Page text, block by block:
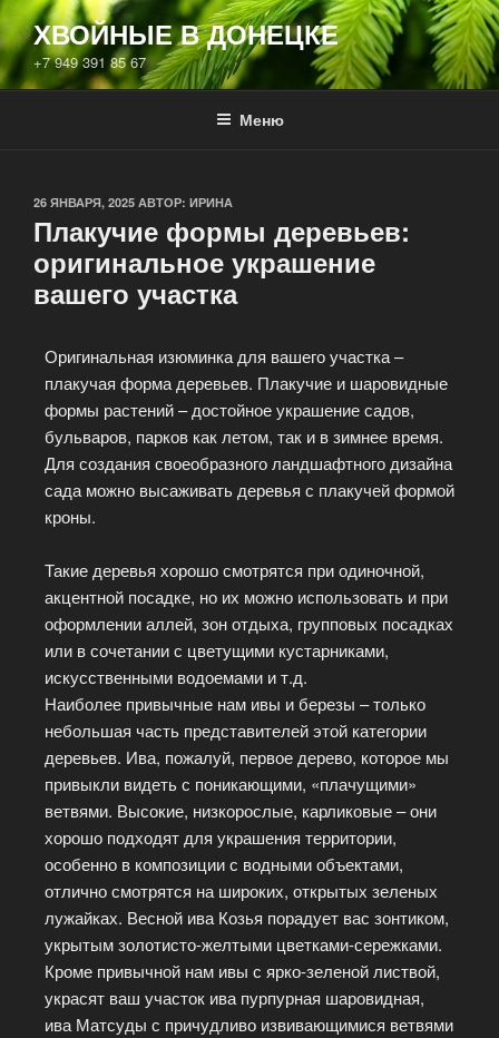
ХВОЙНЫЕ В ДОНЕЦКЕ
+7 949 391 85 67
Меню
26 ЯНВАРЯ, 2025 АВТОР: ИРИНА
Плакучие формы деревьев:
оригинальное украшение
вашего участка
Оригинальная изюминка для вашего участка –
плакучая форма деревьев. Плакучие и шаровидные
формы растений – достойное украшение садов,
бульваров, парков как летом, так и в зимнее время.
Для создания своеобразного ландшафтного дизайна
сада можно высаживать деревья с плакучей формой
кроны.
Такие деревья хорошо смотрятся при одиночной,
акцентной посадке, но их можно использовать и при
оформлении аллей, зон отдыха, групповых посадках
или в сочетании с цветущими кустарниками,
искусственными водоемами и т.д.
Наиболее привычные нам ивы и березы – только
небольшая часть представителей этой категории
деревьев. Ива, пожалуй, первое дерево, которое мы
привыкли видеть с поникающими, «плачущими»
ветвями. Высокие, низкорослые, карликовые – они
хорошо подходят для украшения территории,
особенно в композиции с водными объектами,
отлично смотрятся на широких, открытых зеленых
лужайках. Весной ива Козья порадует вас зонтиком,
укрытым золотисто-желтыми цветками-сережками.
Кроме привычной нам ивы с ярко-зеленой листвой,
украсят ваш участок ива пурпурная шаровидная,
ива Матсуды с причудливо извивающимися ветвями